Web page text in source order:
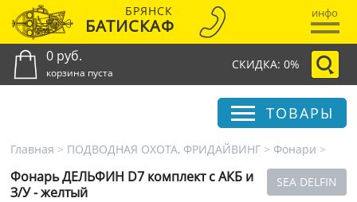
БРЯНСК
БАТИСКАФ
инфо
0 руб.
корзина пуста
СКИДКА: 0%
ТОВАРЫ
Главная > ПОДВОДНАЯ ОХОТА, ФРИДАЙВИНГ > Фонари >
SEA DELFIN
Фонарь ДЕЛЬФИН D7 комплект с АКБ и
З/У - желтый